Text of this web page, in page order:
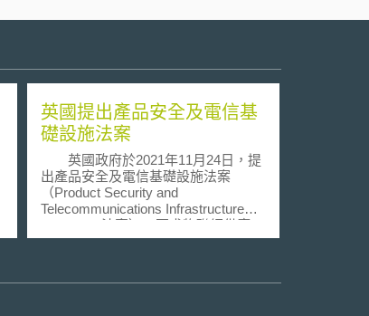
英國提出產品安全及電信基
礎設施法案
英國政府於2021年11月24日，提
出產品安全及電信基礎設施法案
（Product Security and
Telecommunications Infrastructure
Bill，PSTI法案），要求物聯網供應
商、提供網際網路連線服務之公司或